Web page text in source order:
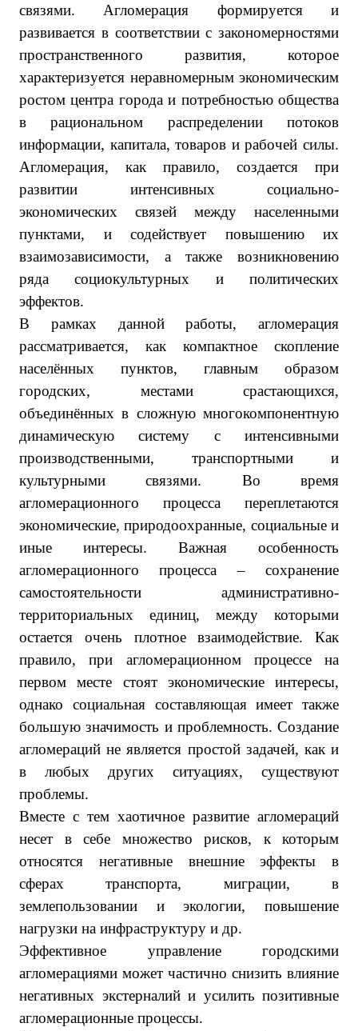
связями. Агломерация формируется и
развивается в соответствии с закономерностями
пространственного развития, которое
характеризуется неравномерным экономическим
ростом центра города и потребностью общества
в рациональном распределении потоков
информации, капитала, товаров и рабочей силы.
Агломерация, как правило, создается при
развитии интенсивных социально-
экономических связей между населенными
пунктами, и содействует повышению их
взаимозависимости, а также возникновению
ряда социокультурных и политических
эффектов.
В рамках данной работы, агломерация
рассматривается, как компактное скопление
населённых пунктов, главным образом
городских, местами срастающихся,
объединённых в сложную многокомпонентную
динамическую систему с интенсивными
производственными, транспортными и
культурными связями. Во время
агломерационного процесса переплетаются
экономические, природоохранные, социальные и
иные интересы. Важная особенность
агломерационного процесса – сохранение
самостоятельности административно-
территориальных единиц, между которыми
остается очень плотное взаимодействие. Как
правило, при агломерационном процессе на
первом месте стоят экономические интересы,
однако социальная составляющая имеет также
большую значимость и проблемность. Создание
агломераций не является простой задачей, как и
в любых других ситуациях, существуют
проблемы.
Вместе с тем хаотичное развитие агломераций
несет в себе множество рисков, к которым
относятся негативные внешние эффекты в
сферах транспорта, миграции, в
землепользовании и экологии, повышение
нагрузки на инфраструктуру и др.
Эффективное управление городскими
агломерациями может частично снизить влияние
негативных экстерналий и усилить позитивные
агломерационные процессы.